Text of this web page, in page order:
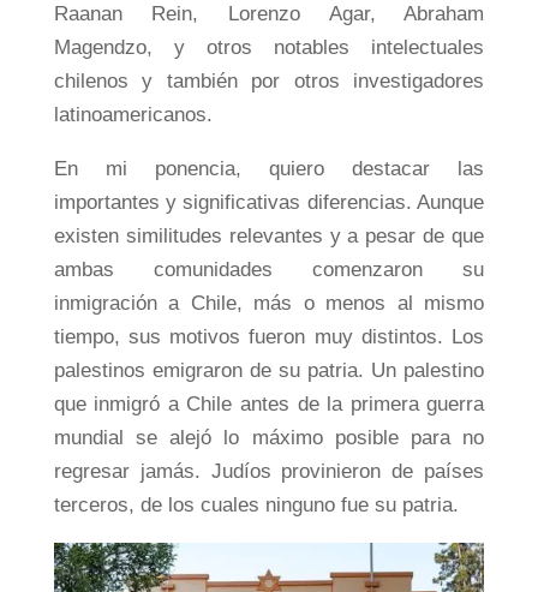
Raanan Rein, Lorenzo Agar, Abraham
Magendzo, y otros notables intelectuales
chilenos y también por otros investigadores
latinoamericanos.
En mi ponencia, quiero destacar las
importantes y significativas diferencias. Aunque
existen similitudes relevantes y a pesar de que
ambas comunidades comenzaron su
inmigración a Chile, más o menos al mismo
tiempo, sus motivos fueron muy distintos. Los
palestinos emigraron de su patria. Un palestino
que inmigró a Chile antes de la primera guerra
mundial se alejó lo máximo posible para no
regresar jamás. Judíos provinieron de países
terceros, de los cuales ninguno fue su patria.